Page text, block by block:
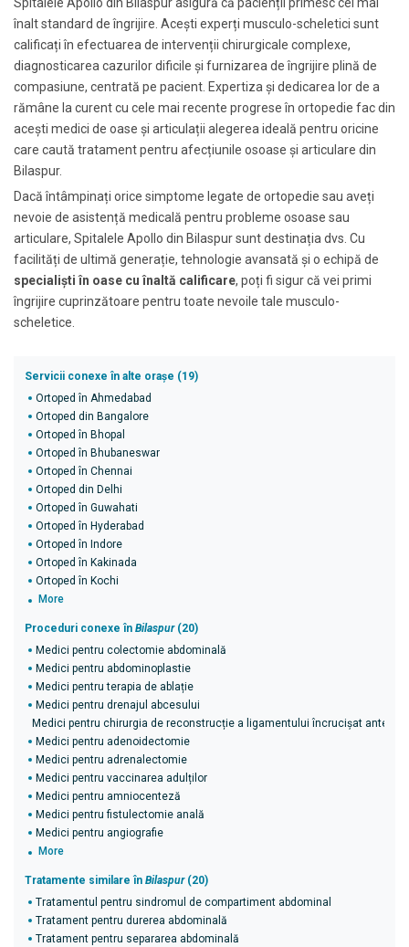
înalt standard de îngrijire. Acești experți musculo-scheletici sunt
calificați în efectuarea de intervenții chirurgicale complexe,
diagnosticarea cazurilor dificile și furnizarea de îngrijire plină de
compasiune, centrată pe pacient. Expertiza și dedicarea lor de a
rămâne la curent cu cele mai recente progrese în ortopedie fac din
acești medici de oase și articulații alegerea ideală pentru oricine
care caută tratament pentru afecțiunile osoase și articulare din
Bilaspur.
Dacă întâmpinați orice simptome legate de ortopedie sau aveți
nevoie de asistență medicală pentru probleme osoase sau
articulare, Spitalele Apollo din Bilaspur sunt destinația dvs. Cu
facilități de ultimă generație, tehnologie avansată și o echipă de
specialişti în oase cu înaltă calificare, poți fi sigur că vei primi
îngrijire cuprinzătoare pentru toate nevoile tale musculo-
scheletice.
Servicii conexe în alte orașe (19)
Ortoped în Ahmedabad
Ortoped din Bangalore
Ortoped în Bhopal
Ortoped în Bhubaneswar
Ortoped în Chennai
Ortoped din Delhi
Ortoped în Guwahati
Ortoped în Hyderabad
Ortoped în Indore
Ortoped în Kakinada
Ortoped în Kochi
More
Proceduri conexe în Bilaspur(20)
Medici pentru colectomie abdominală
Medici pentru abdominoplastie
Medici pentru terapia de ablație
Medici pentru drenajul abcesului
Medici pentru chirurgia de reconstrucție a ligamentului încrucișat anterior
Medici pentru adenoidectomie
Medici pentru adrenalectomie
Medici pentru vaccinarea adulților
Medici pentru amniocenteză
Medici pentru fistulectomie anală
Medici pentru angiografie
More
Tratamente similare în Bilaspur(20)
Tratamentul pentru sindromul de compartiment abdominal
Tratament pentru durerea abdominală
Tratament pentru separarea abdominală